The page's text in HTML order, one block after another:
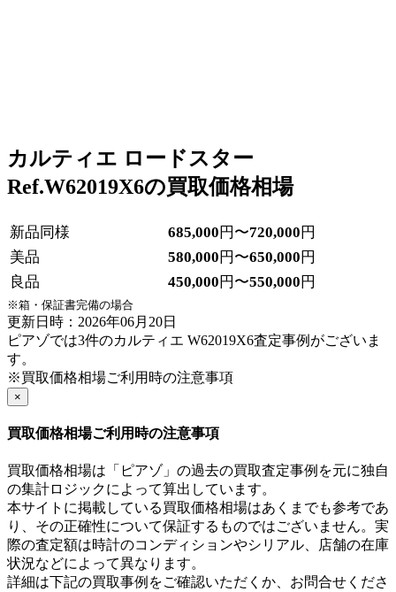
カルティエ ロードスター
Ref.W62019X6の買取価格相場
新品同様 685,000 円〜720,000 円
美品
580,000 円〜650,000 円
良品
450,000 円〜550,000 円
※箱・保証書完備の場合
更新日時：2026年06月20日
ピアゾでは3件のカルティエ W62019X6査定事例がございま
す。
※買取価格相場ご利用時の注意事項
×
買取価格相場ご利用時の注意事項
買取価格相場は「ピアゾ」の過去の買取査定事例を元に独自
の集計ロジックによって算出しています。
本サイトに掲載している買取価格相場はあくまでも参考であ
り、その正確性について保証するものではございません。実
際の査定額は時計のコンディションやシリアル、店舗の在庫
状況などによって異なります。
詳細は下記の買取事例をご確認いただくか、お問合せくださ